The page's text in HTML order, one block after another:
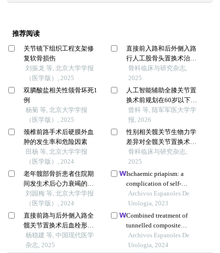
推荐阅读
关节镜下组织工程支架修
复软骨损伤
刘振龙 等, 北京大学学报
（医学版）, 2025
双膦酸盐相关性颌骨坏死1
例
杨菊 等, 北京大学学报
（医学版）, 2025
颈椎前路手术后硬膜外血
肿的发生率和危险因素
田杨 等, 北京大学学报
（医学版）, 2024
老年髋部骨折患者住院期
间发生术后心力衰竭的列
线图预测模型的构建及验
证
刘园梅 等, 北京大学学报
（医学版）, 2024
直接前路与后外侧入路全
髋关节置换术后血栓形成
风险的对比研究
杨稳建 等, 中国现代医学
杂志, 2025
直接前入路和后外侧入路
行人工股骨头置换术治疗
老年股骨颈骨折早期的临
床疗效对比
骨科临床与研究杂志,
2025
人工智能辅助全膝关节置
换术前规划在60岁以下患
者中的优势表现：一项回
顾性横断面对比研究
曾科 等, 陆军军医大学学
报, 2026
性别相关髋关节生物力学
差异对全髋关节置换术疗
效的影响
骨科临床与研究杂志,
2025
Ischaemic priapism: a
complication of self-
administered hyaluronic
acid gel as an injectable
filler for penile
augmentation
Archivos Espanoles De
Urologia, 2023
Combined treatment of
tunnelled composite
anterior-lateral inguinal skin
flap, buccal mucosal graft
Archivos Espanoles De
Urologia, 2024